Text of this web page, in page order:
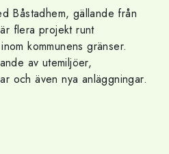
Båstadhem, gällande från
flera projekt runt
kommunens gränser.
av utemiljöer,
och även nya anläggningar.